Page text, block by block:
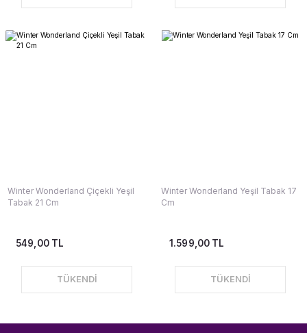
Winter Wonderland Çiçekli Yeşil
Tabak 21 Cm
549,00 TL
TÜKENDİ
Winter Wonderland Yeşil Tabak 17
Cm
1.599,00 TL
TÜKENDİ